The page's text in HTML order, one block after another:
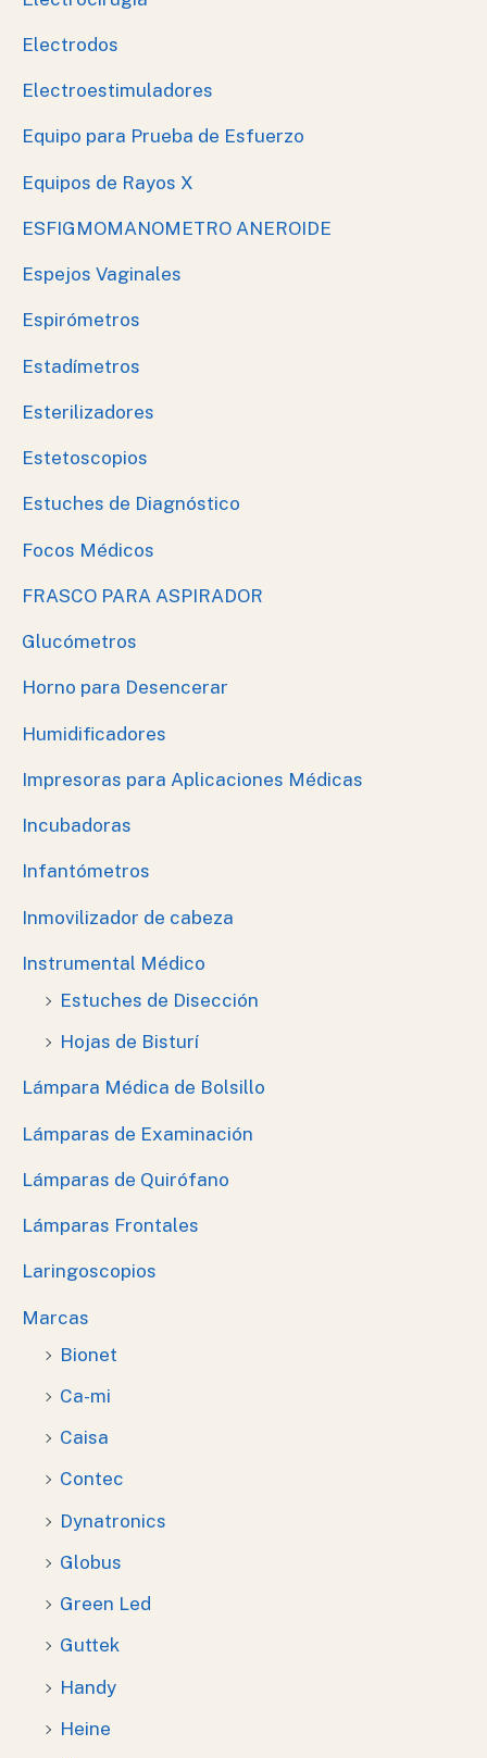
Electrodos
Electroestimuladores
Equipo para Prueba de Esfuerzo
Equipos de Rayos X
ESFIGMOMANOMETRO ANEROIDE
Espejos Vaginales
Espirómetros
Estadímetros
Esterilizadores
Estetoscopios
Estuches de Diagnóstico
Focos Médicos
FRASCO PARA ASPIRADOR
Glucómetros
Horno para Desencerar
Humidificadores
Impresoras para Aplicaciones Médicas
Incubadoras
Infantómetros
Inmovilizador de cabeza
Instrumental Médico
Estuches de Disección
Hojas de Bisturí
Lámpara Médica de Bolsillo
Lámparas de Examinación
Lámparas de Quirófano
Lámparas Frontales
Laringoscopios
Marcas
Bionet
Ca-mi
Caisa
Contec
Dynatronics
Globus
Green Led
Guttek
Handy
Heine